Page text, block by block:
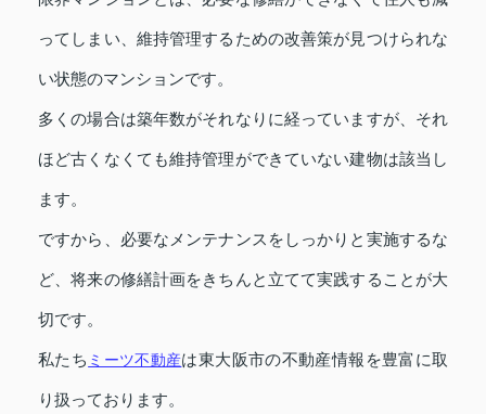
ってしまい、維持管理するための改善策が見つけられな
い状態のマンションです。
多くの場合は築年数がそれなりに経っていますが、それ
ほど古くなくても維持管理ができていない建物は該当し
ます。
ですから、必要なメンテナンスをしっかりと実施するな
ど、将来の修繕計画をきちんと立てて実践することが大
切です。
私たち ミーツ不動産は東大阪市の不動産情報を豊富に取
り扱っております。